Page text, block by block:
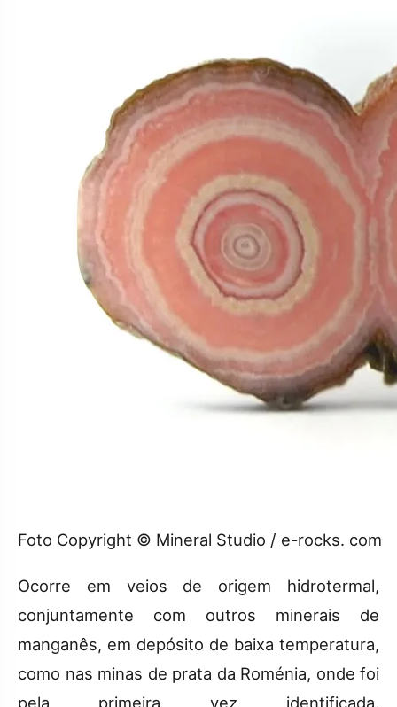
Foto Copyright © Mineral Studio / e-rocks. com
Ocorre em veios de origem hidrotermal,
conjuntamente com outros minerais de
manganês, em depósito de baixa temperatura,
como nas minas de prata da Roménia, onde foi
pela primeira vez identificada.